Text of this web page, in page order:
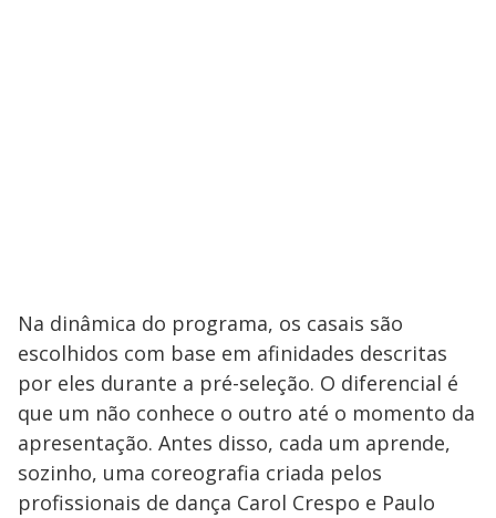
Na dinâmica do programa, os casais são
escolhidos com base em afinidades descritas
por eles durante a pré-seleção. O diferencial é
que um não conhece o outro até o momento da
apresentação. Antes disso, cada um aprende,
sozinho, uma coreografia criada pelos
profissionais de dança Carol Crespo e Paulo